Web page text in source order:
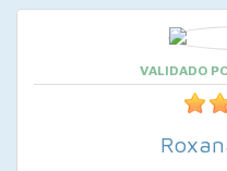
VALIDADO